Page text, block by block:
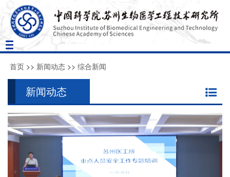
Toggle
navigation
首页 >> 新闻动态 >> 综合新闻
新闻动态